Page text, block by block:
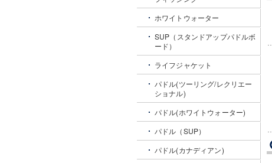
ホワイトウォーター
SUP（スタンドアップパドルボ
ード）
ライフジャケット
パドル(ツーリング/レクリエー
ショナル)
パドル(ホワイトウォーター)
パドル（SUP）
パドル(カナディアン)